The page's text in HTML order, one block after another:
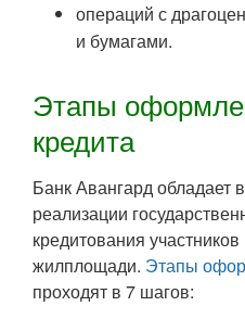
операций с
и бумагами.
Этапы
кредита
Банк Авангард обладает
реализации
кредитования
жилплощади. Этапы
проходят в 7 шагов: